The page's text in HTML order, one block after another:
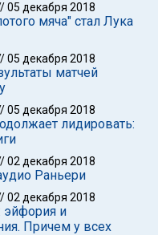
05 декабря 2018
мяча" стал Лука
05 декабря 2018
матчей
05 декабря 2018
лидировать:
02 декабря 2018
Раньери
02 декабря 2018
эйфория и
Причем у всех